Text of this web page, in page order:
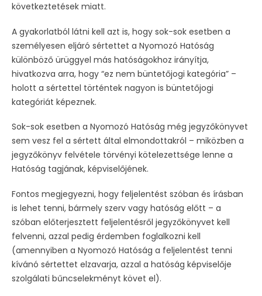
következtetések miatt.
A gyakorlatból látni kell azt is, hogy sok-sok esetben a
személyesen eljáró sértettet a Nyomozó Hatóság
különböző ürüggyel más hatóságokhoz irányítja,
hivatkozva arra, hogy “ez nem büntetőjogi kategória” –
holott a sértettel történtek nagyon is büntetőjogi
kategóriát képeznek.
Sok-sok esetben a Nyomozó Hatóság még jegyzőkönyvet
sem vesz fel a sértett által elmondottakról – miközben a
jegyzőkönyv felvétele törvényi kötelezettsége lenne a
Hatóság tagjának, képviselőjének.
Fontos megjegyezni, hogy feljelentést szóban és írásban
is lehet tenni, bármely szerv vagy hatóság előtt – a
szóban előterjesztett feljelentésről jegyzőkönyvet kell
felvenni, azzal pedig érdemben foglalkozni kell
(amennyiben a Nyomozó Hatóság a feljelentést tenni
kívánó sértettet elzavarja, azzal a hatóság képviselője
szolgálati bűncselekményt követ el).